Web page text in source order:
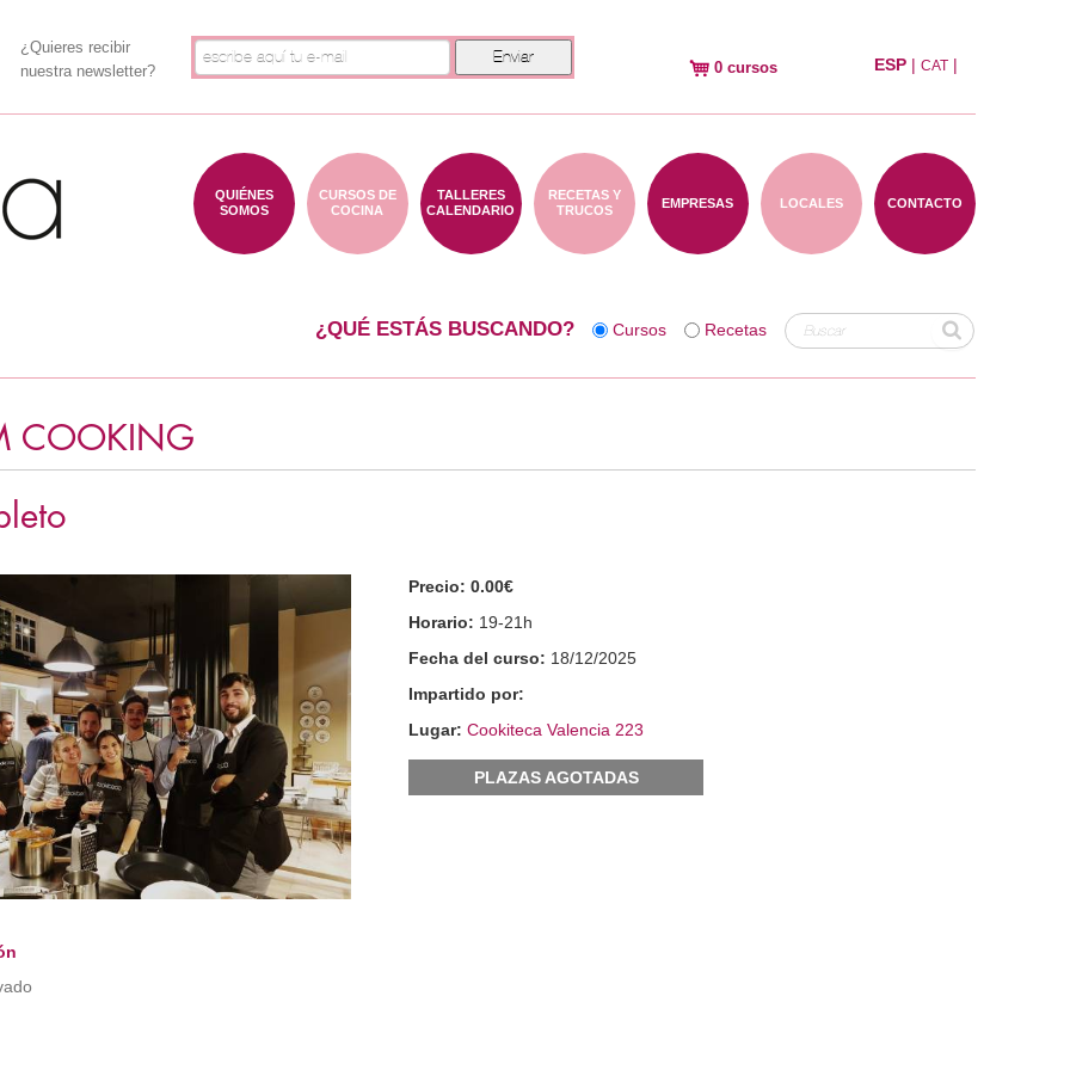
¿Quieres recibir
nuestra newsletter?
0 cursos ESP| CAT|
CONTACTO
LOCALES
EMPRESAS
RECETAS Y
TRUCOS
TALLERES
CALENDARIO
CURSOS DE
COCINA
QUIÉNES
SOMOS
Recetas
Cursos
¿QUÉ ESTÁS BUSCANDO?
COOKING
Precio:0.00€
Horario: 19-21h
Fecha del curso: 18/12/2025
Impartido por:
Lugar:Cookiteca Valencia 223
PLAZAS AGOTADAS